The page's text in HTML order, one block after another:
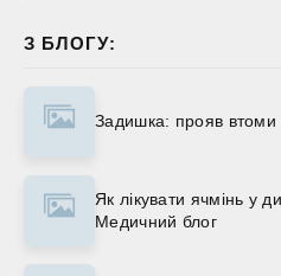
З БЛОГУ:
Задишка: прояв
Як лікувати ячмінь у
Медичний блог